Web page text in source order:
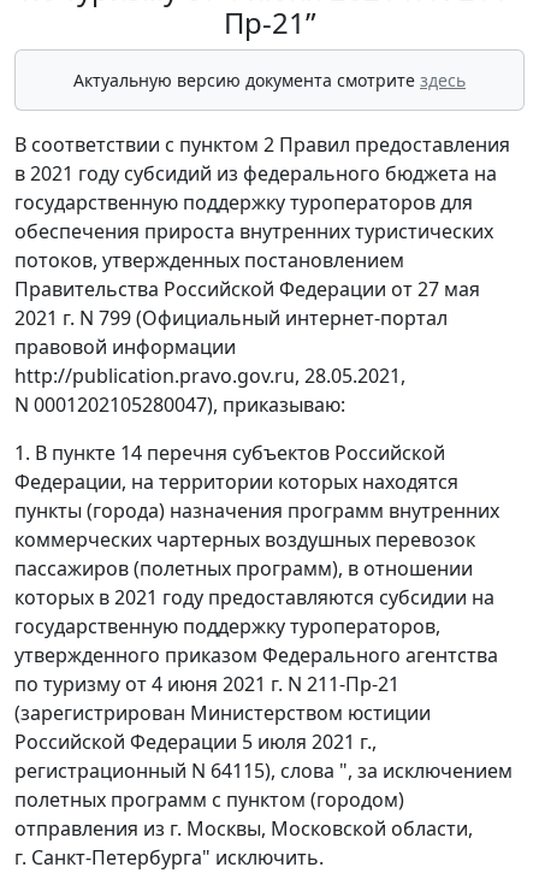
Пр-21”
Актуальную версию документа смотрите здесь
В соответствии с пунктом 2 Правил предоставления
в 2021 году субсидий из федерального бюджета на
государственную поддержку туроператоров для
обеспечения прироста внутренних туристических
потоков, утвержденных постановлением
Правительства Российской Федерации от 27 мая
2021 г. N 799 (Официальный интернет-портал
правовой информации
http://publication.pravo.gov.ru, 28.05.2021,
N 0001202105280047), приказываю:
1. В пункте 14 перечня субъектов Российской
Федерации, на территории которых находятся
пункты (города) назначения программ внутренних
коммерческих чартерных воздушных перевозок
пассажиров (полетных программ), в отношении
которых в 2021 году предоставляются субсидии на
государственную поддержку туроператоров,
утвержденного приказом Федерального агентства
по туризму от 4 июня 2021 г. N 211-Пр-21
(зарегистрирован Министерством юстиции
Российской Федерации 5 июля 2021 г.,
регистрационный N 64115), слова ", за исключением
полетных программ с пунктом (городом)
отправления из г. Москвы, Московской области,
г. Санкт-Петербурга" исключить.